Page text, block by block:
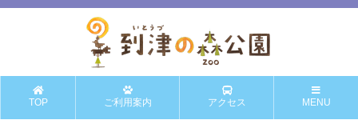
TOP ご利用案内 アクセス MENU